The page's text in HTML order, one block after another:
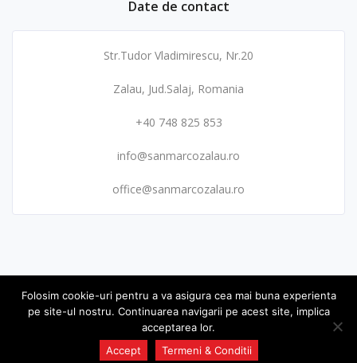
Date de contact
Str.Tudor Vladimirescu, Nr.20
Zalau, Jud.Salaj, Romania
+40 748 825 853
info@sanmarcozalau.ro
office@sanmarcozalau.ro
© 2019 Toate drepturile rezervate. sanmarcozalau.ro
Folosim cookie-uri pentru a va asigura cea mai buna experienta
pe site-ul nostru. Continuarea navigarii pe acest site, implica
acceptarea lor.
Accept
Termeni & Conditii